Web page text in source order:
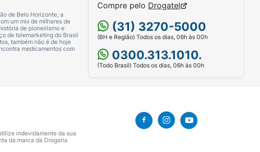
de Belo Horizonte, a
um mix de milhares de
de pioneirismo e
de telemarketing do Brasil
também não é de hoje
medicamentos com
Compre pelo Drogatel
(31) 3270-5000
(BH e Região) Todos os dias, 06h às 00h
0300.313.1010.
(Todo Brasil) Todos os dias, 06h às 00h
indevidamente da sua
da marca da Drogaria